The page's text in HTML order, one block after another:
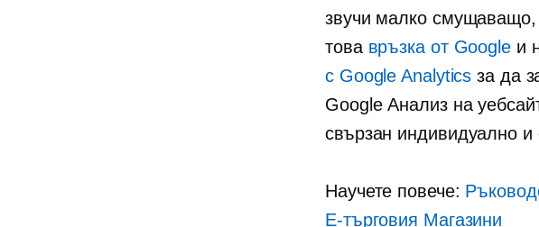
звучи малко
това връзка от Googleи
с Google Analytics за да
Google Анализ на
свързан индивидуално
Научете повече:
E-търговия Магазини